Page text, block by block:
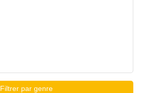
Filtrer par genre